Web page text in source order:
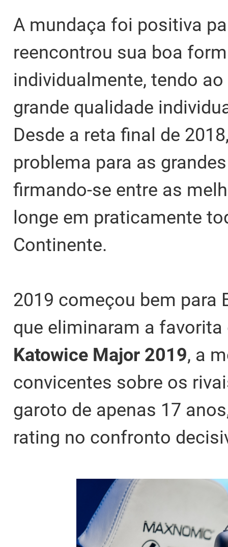
A mundaça foi positiva
reencontrou sua boa
individualmente, tendo
grande qualidade
Desde a reta final de
problema para as
firmando-se entre as
longe em praticamente
Continente.
2019 começou bem para
que eliminaram a
Katowice Major 2019, a
convicentes sobre os
garoto de apenas 17
rating no confronto